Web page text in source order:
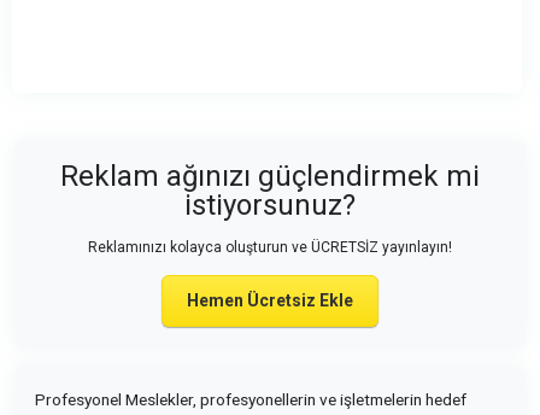
Reklam ağınızı güçlendirmek mi
istiyorsunuz?
Reklamınızı kolayca oluşturun ve ÜCRETSİZ yayınlayın!
Hemen Ücretsiz Ekle
Profesyonel Meslekler, profesyonellerin ve işletmelerin hedef